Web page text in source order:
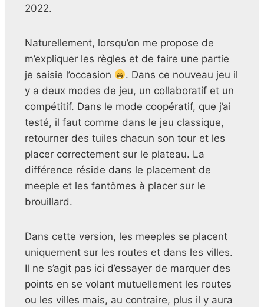
2022.
Naturellement, lorsqu’on me propose de
m’expliquer les règles et de faire une partie
je saisie l’occasion
. Dans ce nouveau jeu il
y a deux modes de jeu, un collaboratif et un
compétitif. Dans le mode coopératif, que j’ai
testé, il faut comme dans le jeu classique,
retourner des tuiles chacun son tour et les
placer correctement sur le plateau. La
différence réside dans le placement de
meeple et les fantômes à placer sur le
brouillard.
Dans cette version, les meeples se placent
uniquement sur les routes et dans les villes.
Il ne s’agit pas ici d’essayer de marquer des
points en se volant mutuellement les routes
ou les villes mais, au contraire, plus il y aura